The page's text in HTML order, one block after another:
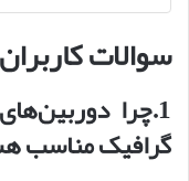
سوالات کاربران
1.چرا
گرافیک مناسب